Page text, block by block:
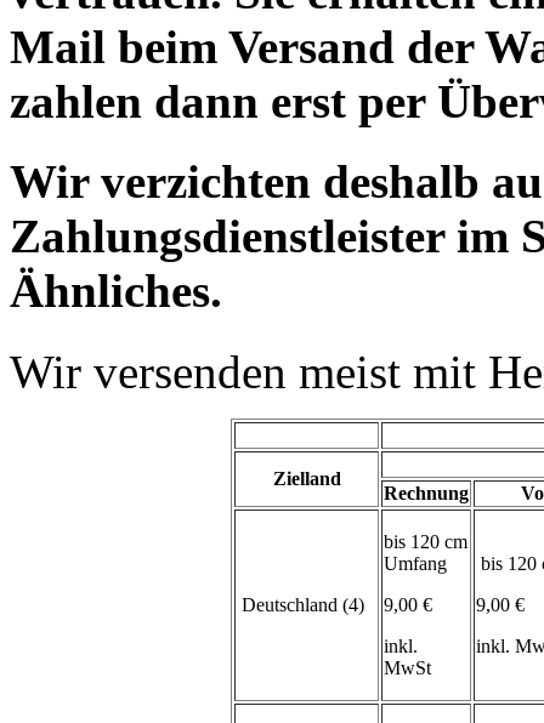
Mail beim Versand der
zahlen dann erst per
Wir verzichten deshalb
Zahlungsdienstleister im
Ähnliches.
Wir versenden meist mit
Zielland
Rechnung
Deutschland (4)
bis 120 cm
Umfang
9,00 €
inkl.
MwSt
bis 120
9,00 €
inkl.